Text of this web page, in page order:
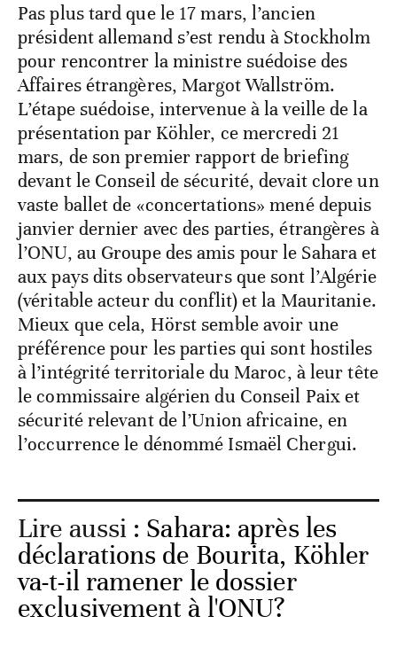
Pas plus tard que le 17 mars, l’ancien
président allemand s’est rendu à Stockholm
pour rencontrer la ministre suédoise des
Affaires étrangères, Margot Wallström.
L’étape suédoise, intervenue à la veille de la
présentation par Köhler, ce mercredi 21
mars, de son premier rapport de briefing
devant le Conseil de sécurité, devait clore un
vaste ballet de «concertations» mené depuis
janvier dernier avec des parties, étrangères à
l’ONU, au Groupe des amis pour le Sahara et
aux pays dits observateurs que sont l’Algérie
(véritable acteur du conflit) et la Mauritanie.
Mieux que cela, Hörst semble avoir une
préférence pour les parties qui sont hostiles
à l’intégrité territoriale du Maroc, à leur tête
le commissaire algérien du Conseil Paix et
sécurité relevant de l’Union africaine, en
l’occurrence le dénommé Ismaël Chergui.
Lire aussi : Sahara: après les
déclarations de Bourita, Köhler
va-t-il ramener le dossier
exclusivement à l'ONU?